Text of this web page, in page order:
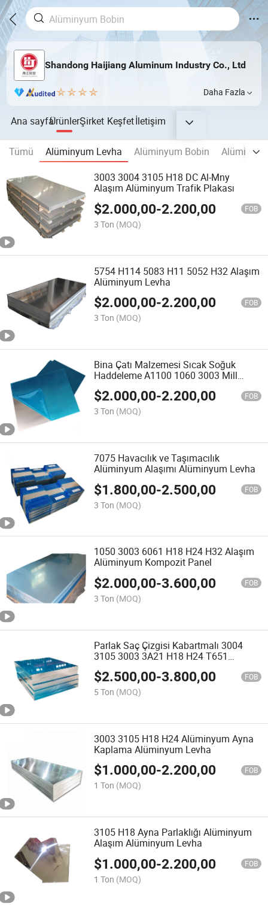
Shandong Haijiang Aluminum Industry Co., Ltd
Daha Fazla
Ana sayfaÜrünlerŞirket Keşfetİletişim
Tümü Alüminyum Levha Alüminyum Bobin
3003 3004 3105 H18 DC Al-Mny
Alaşım Alüminyum Trafik Plakası
$2.000,00-2.200,00 FOB
3 Ton (MOQ)
5754 H114 5083 H11 5052 H32 Alaşım
Alüminyum Levha
$2.000,00-2.200,00 FOB
3 Ton (MOQ)
Bina Çatı Malzemesi Sıcak Soğuk
Haddeleme A1100 1060 3003 Mill
Finish 5754 H111 5083 H112 5052
H32 6061 6062 6063 T6 T651
Alüminyum Alaşımlı Alüminyum Levha
Fiyatı
$2.000,00-2.200,00 FOB
3 Ton (MOQ)
7075 Havacılık ve Taşımacılık
Alüminyum Alaşımı Alüminyum Levha
$1.800,00-2.500,00 FOB
3 Ton (MOQ)
1050 3003 6061 H18 H24 H32 Alaşım
Alüminyum Kompozit Panel
$2.000,00-3.600,00 FOB
3 Ton (MOQ)
Parlak Saç Çizgisi Kabartmalı 3004
3105 3003 3A21 H18 H24 T651
Alüminyum Levha
$2.500,00-3.800,00 FOB
5 Ton (MOQ)
3003 3105 H18 H24 Alüminyum Ayna
Kaplama Alüminyum Levha
$1.000,00-2.200,00 FOB
1 Ton (MOQ)
3105 H18 Ayna Parlaklığı Alüminyum
Alaşım Alüminyum Levha
$1.000,00-2.200,00 FOB
1 Ton (MOQ)